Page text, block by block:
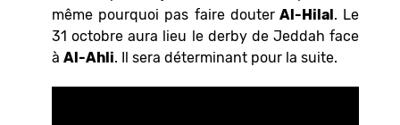
même pourquoi pas faire douterAl-Hilal. Le
31 octobre aura lieu le derby de Jeddah face
à Al-Ahli. Il sera déterminant pour la suite.